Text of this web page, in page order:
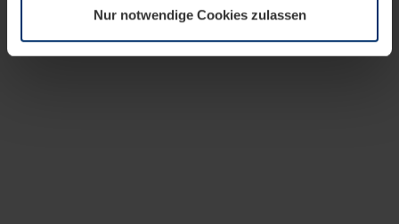
Datenschutzerklärungunserer Website ändern oder
widerrufen.
Nur notwendige Cookies zulassen